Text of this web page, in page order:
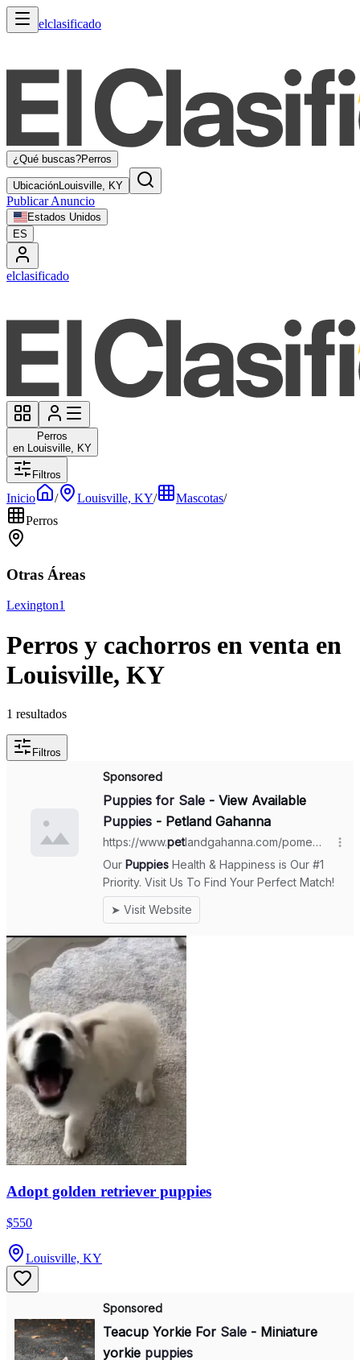
elclasificado
¿Qué buscas?Perros
UbicaciónLouisville, KY
Publicar Anuncio
Estados Unidos
ES
elclasificado
Perros
en Louisville, KY
Filtros
Inicio / Louisville, KY/ Mascotas/
Perros
Otras Áreas
Lexington1
Perros y cachorros en venta en
Louisville, KY
1 resultados
Filtros
Adopt golden retriever puppies
$550
Louisville, KY